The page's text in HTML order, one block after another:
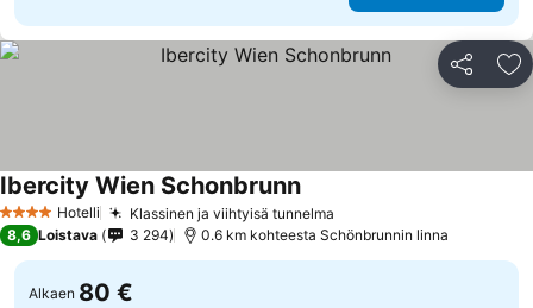
Jaa
4 Tähtiluokitus
Hotelli Klassinen ja viihtyisä tunnelma
Ibercity Wien Schonbrunn
8,6 Loistava 3 294 0.6 km kohteesta Schönbrunnin linna
Alkaen 80 €